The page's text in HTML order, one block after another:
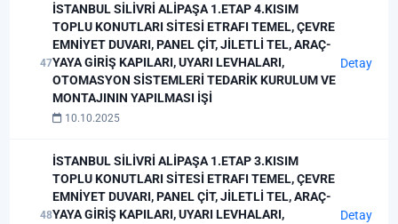
47
İSTANBUL SİLİVRİ ALİPAŞA 1.ETAP 4.KISIM
TOPLU KONUTLARI SİTESİ ETRAFI TEMEL, ÇEVRE
EMNİYET DUVARI, PANEL ÇİT, JİLETLİ TEL, ARAÇ-
YAYA GİRİŞ KAPILARI, UYARI LEVHALARI,
OTOMASYON SİSTEMLERİ TEDARİK KURULUM VE
MONTAJININ YAPILMASI İŞİ
10.10.2025
Detay
48
İSTANBUL SİLİVRİ ALİPAŞA 1.ETAP 3.KISIM
TOPLU KONUTLARI SİTESİ ETRAFI TEMEL, ÇEVRE
EMNİYET DUVARI, PANEL ÇİT, JİLETLİ TEL, ARAÇ-
YAYA GİRİŞ KAPILARI, UYARI LEVHALARI,
Detay